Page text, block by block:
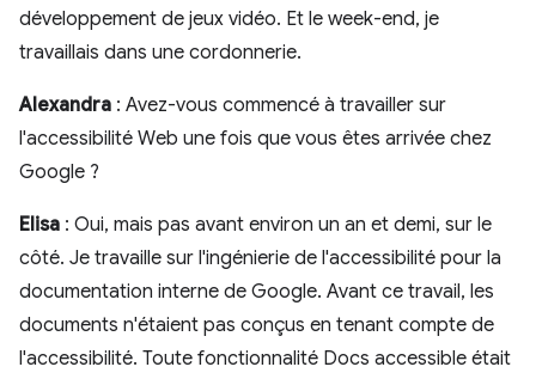
développement de jeux vidéo. Et le week-end, je
travaillais dans une cordonnerie.
Alexandra : Avez-vous commencé à travailler sur
l'accessibilité Web une fois que vous êtes arrivée chez
Google ?
Elisa : Oui, mais pas avant environ un an et demi, sur le
côté. Je travaille sur l'ingénierie de l'accessibilité pour la
documentation interne de Google. Avant ce travail, les
documents n'étaient pas conçus en tenant compte de
l'accessibilité. Toute fonctionnalité Docs accessible était